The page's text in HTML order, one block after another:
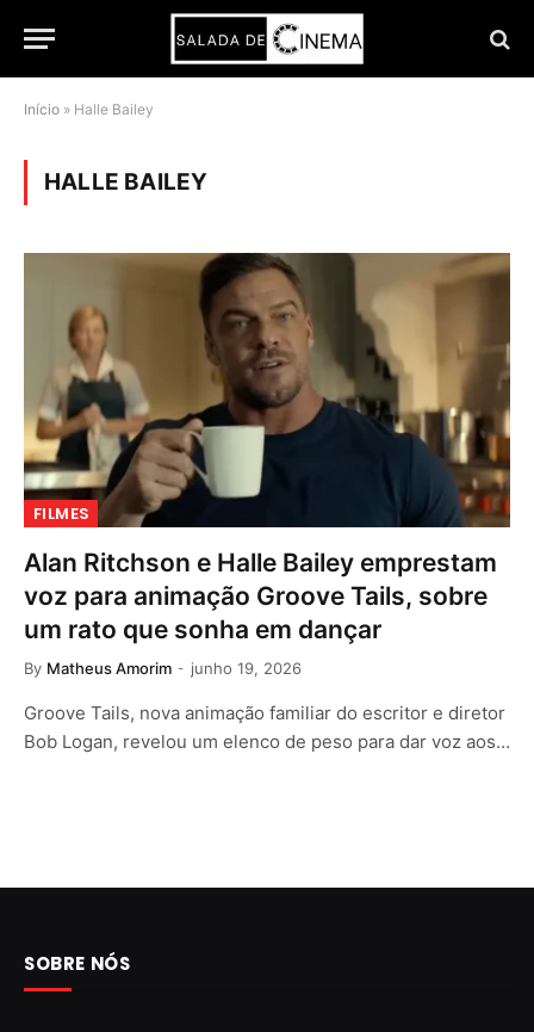
Início » Halle Bailey
HALLE BAILEY
FILMES
Alan Ritchson e Halle Bailey emprestam
voz para animação Groove Tails, sobre
um rato que sonha em dançar
By Matheus Amorim junho 19, 2026
Groove Tails, nova animação familiar do escritor e diretor
Bob Logan, revelou um elenco de peso para dar voz aos…
SOBRE NÓS